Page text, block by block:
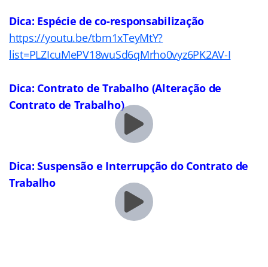
Dica: Espécie de co-responsabilização
https://youtu.be/tbm1xTeyMtY?
list=PLZIcuMePV18wuSd6qMrho0vyz6PK2AV-I
Dica: Contrato de Trabalho (Alteração de
Contrato de Trabalho)
Dica: Suspensão e Interrupção do Contrato de
Trabalho